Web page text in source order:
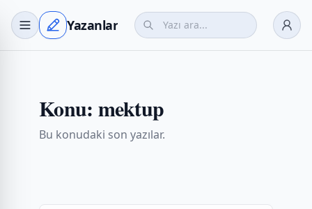
Yazanlar
Konu: mektup
Bu konudaki son yazılar.